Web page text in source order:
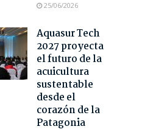
25/06/2026
Aquasur Tech
2027 proyecta
el futuro de la
acuicultura
sustentable
desde el
corazón de la
Patagonia